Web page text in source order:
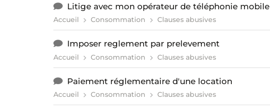
Litige avec mon opérateur de téléphonie mobile
Accueil Consommation Clauses abusives
Imposer reglement par prelevement
Accueil Consommation Clauses abusives
Paiement réglementaire d'une location
Accueil Consommation Clauses abusives